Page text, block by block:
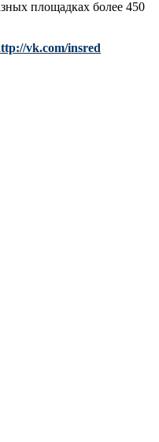
площадках более 450
vk.com/insred